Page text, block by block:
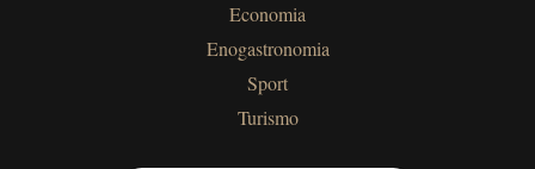
Economia
Enogastronomia
Sport
Turismo